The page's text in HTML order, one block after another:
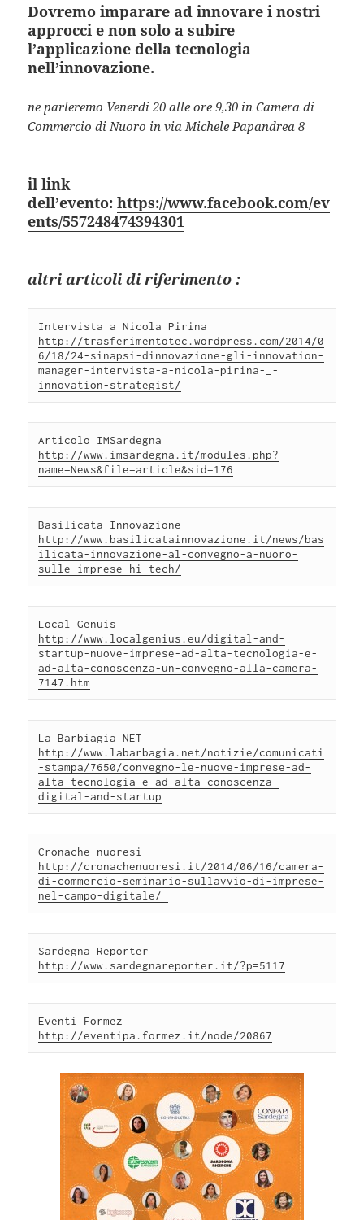
Dovremo imparare ad innovare i nostri
approcci e non solo a subire
l’applicazione della tecnologia
nell’innovazione.
ne parleremo Venerdi 20 alle ore 9,30 in Camera di
Commercio di Nuoro in via Michele Papandrea 8
il link
dell’evento:https://www.facebook.com/ev
ents/557248474394301
altri articoli di riferimento :
http://trasferimentotec.wordpress.com/2014/0
6/18/24-sinapsi-dinnovazione-gli-innovation-
manager-intervista-a-nicola-pirina-_-
innovation-strategist/
http://www.imsardegna.it/modules.php?
name=News&file=article&sid=176
http://www.basilicatainnovazione.it/news/bas
ilicata-innovazione-al-convegno-a-nuoro-
sulle-imprese-hi-tech/
http://www.localgenius.eu/digital-and-
startup-nuove-imprese-ad-alta-tecnologia-e-
ad-alta-conoscenza-un-convegno-alla-camera-
7147.htm
http://www.labarbagia.net/notizie/comunicati
-stampa/7650/convegno-le-nuove-imprese-ad-
alta-tecnologia-e-ad-alta-conoscenza-
digital-and-startup
http://cronachenuoresi.it/2014/06/16/camera-
di-commercio-seminario-sullavvio-di-imprese-
nel-campo-digitale/